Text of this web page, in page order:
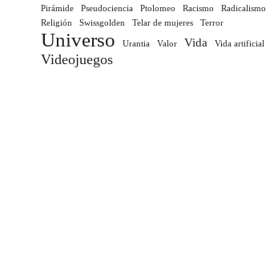
Pirámide
Pseudociencia Ptolomeo Racismo
Radicalismo
Religión
Swissgolden Telar de mujeres Terror
Universo Urantia Valor Vida Vida artificial
Videojuegos